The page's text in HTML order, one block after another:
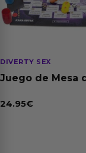
DIVERTY SEX
Juego de Mesa
24.95€